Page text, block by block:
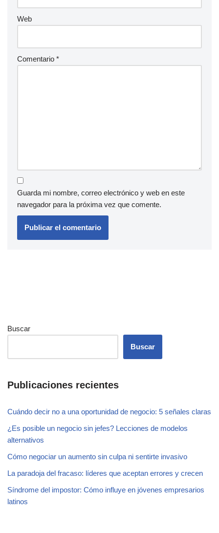
Web
Comentario *
Guarda mi nombre, correo electrónico y web en este
navegador para la próxima vez que comente.
Buscar
Buscar
Publicaciones recientes
Cuándo decir no a una oportunidad de negocio: 5 señales claras
¿Es posible un negocio sin jefes? Lecciones de modelos
alternativos
Cómo negociar un aumento sin culpa ni sentirte invasivo
La paradoja del fracaso: líderes que aceptan errores y crecen
Síndrome del impostor: Cómo influye en jóvenes empresarios
latinos